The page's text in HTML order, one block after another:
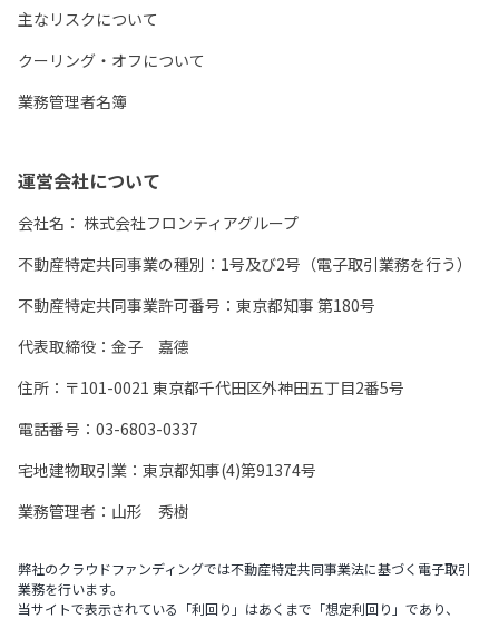
主なリスクについて
クーリング・オフについて
業務管理者名簿
運営会社について
会社名： 株式会社フロンティアグループ
不動産特定共同事業の種別：1号及び2号（電子取引業務を行う）
不動産特定共同事業許可番号：東京都知事 第180号
代表取締役：金子 嘉德
住所：〒101-0021 東京都千代田区外神田五丁目2番5号
電話番号：03-6803-0337
宅地建物取引業：東京都知事(4)第91374号
業務管理者：山形 秀樹
弊社のクラウドファンディングでは不動産特定共同事業法に基づく電子取引
業務を行います。
当サイトで表示されている「利回り」はあくまで「想定利回り」であり、